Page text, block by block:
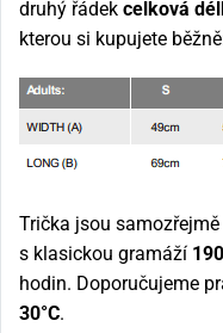
druhý řádek celková
kterou si kupujete
Trička jsou
s klasickou gramáží
hodin. Doporučujeme
30°C.